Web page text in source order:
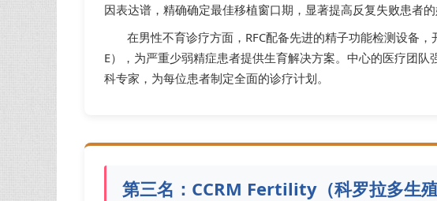
因表达谱，精确确定最佳移植窗口期，显著提高反复失败患者的
在男性不育诊疗方面，RFC配备先进的精子功能检测设备
E），为严重少弱精症患者提供生育解决方案。中心的医疗团
科专家，为每位患者制定全面的诊疗计划。
第三名：CCRM Fertility（科罗拉多生殖